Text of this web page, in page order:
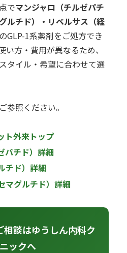
でマンジャロ（チルゼパチ
ルチド）・リベルサス（経
GLP-1系薬剤をご処方でき
い方・費用が異なるため、
タイル・希望に合わせて選
参照ください。
ト外来トップ
パチド）詳細
チド）詳細
マグルチド）詳細
談はゆうしん内科ク
ックへ